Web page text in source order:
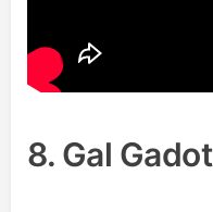
8. Gal Gadot